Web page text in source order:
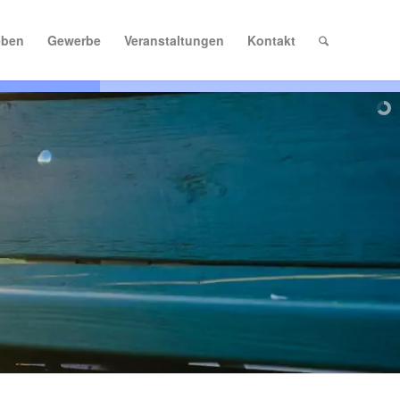
Gewerbe Veranstaltungen Kontakt